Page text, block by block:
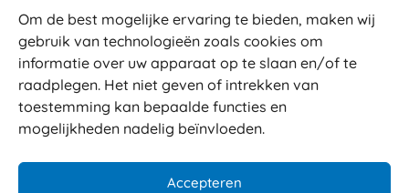
Om de best mogelijke ervaring te bieden, maken wij
gebruik van technologieën zoals cookies om
informatie over uw apparaat op te slaan en/of te
raadplegen. Het niet geven of intrekken van
toestemming kan bepaalde functies en
mogelijkheden nadelig beïnvloeden.
Accepteren
Betalen
Levering
Retouren
Service en garantie